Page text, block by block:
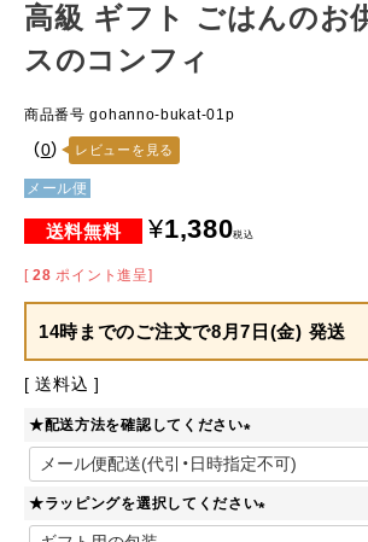
高級 ギフト ごはんのお
スのコンフィ
商品番号 gohanno-bukat-01p
（0） レビューを見る
メール便
¥1,380税込
[ 28 ポイント進呈]
14時までのご注文で8月7日(金) 発送
送料込
★配送方法を確認してください
(
必
須
)
★ラッピングを選択してください